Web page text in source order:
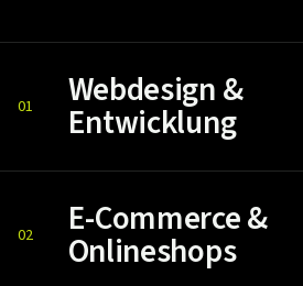
01 Webdesign &
Entwicklung
02 E-Commerce &
Onlineshops